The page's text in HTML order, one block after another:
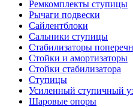
Ремкомплекты ступицы
Рычаги подвески
Сайлентблоки
Сальники ступицы
Стабилизаторы
Стойки и амортизаторы
Стойки стабилизатора
Ступицы
Усиленный ступичный
Шаровые опоры